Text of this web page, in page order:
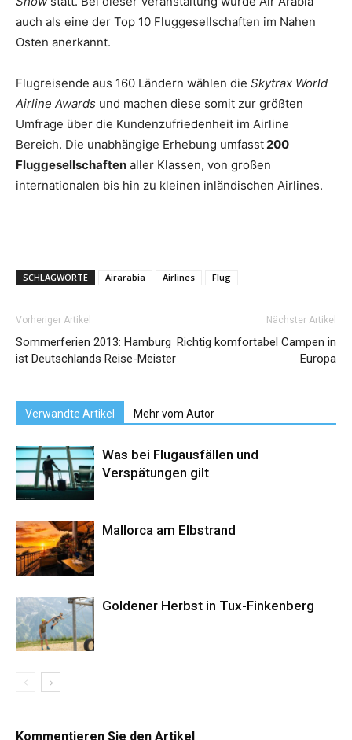
auch als eine der Top 10 Fluggesellschaften im Nahen
Osten anerkannt.
Flugreisende aus 160 Ländern wählen die Skytrax World
Airline Awards und machen diese somit zur größten
Umfrage über die Kundenzufriedenheit im Airline
Bereich. Die unabhängige Erhebung umfasst200
Fluggesellschaften aller Klassen, von großen
internationalen bis hin zu kleinen inländischen Airlines.
SCHLAGWORTE Airarabia Airlines Flug
Vorheriger Artikel
Sommerferien 2013: Hamburg
ist Deutschlands Reise-Meister
Nächster Artikel
Richtig komfortabel Campen in
Europa
Verwandte Artikel Mehr vom Autor
Was bei Flugausfällen und
Verspätungen gilt
Mallorca am Elbstrand
Goldener Herbst in Tux-Finkenberg
Kommentieren Sie den Artikel